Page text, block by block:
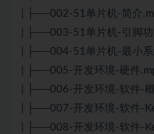
| ├──002-51单片机-简介
| ├──003-51单片机-引脚
| ├──004-51单片机-最小
| ├──005-开发环境-硬件
| ├──006-开发环境-软件-
| ├──007-开发环境-软件-
| ├──008-开发环境-软件-